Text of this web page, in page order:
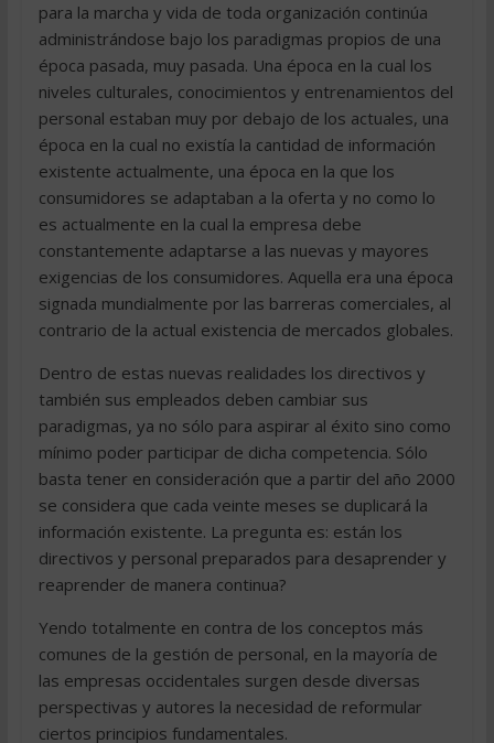
para la marcha y vida de toda organización continúa
administrándose bajo los paradigmas propios de una
época pasada, muy pasada. Una época en la cual los
niveles culturales, conocimientos y entrenamientos del
personal estaban muy por debajo de los actuales, una
época en la cual no existía la cantidad de información
existente actualmente, una época en la que los
consumidores se adaptaban a la oferta y no como lo
es actualmente en la cual la empresa debe
constantemente adaptarse a las nuevas y mayores
exigencias de los consumidores. Aquella era una época
signada mundialmente por las barreras comerciales, al
contrario de la actual existencia de mercados globales.
Dentro de estas nuevas realidades los directivos y
también sus empleados deben cambiar sus
paradigmas, ya no sólo para aspirar al éxito sino como
mínimo poder participar de dicha competencia. Sólo
basta tener en consideración que a partir del año 2000
se considera que cada veinte meses se duplicará la
información existente. La pregunta es: están los
directivos y personal preparados para desaprender y
reaprender de manera continua?
Yendo totalmente en contra de los conceptos más
comunes de la gestión de personal, en la mayoría de
las empresas occidentales surgen desde diversas
perspectivas y autores la necesidad de reformular
ciertos principios fundamentales.